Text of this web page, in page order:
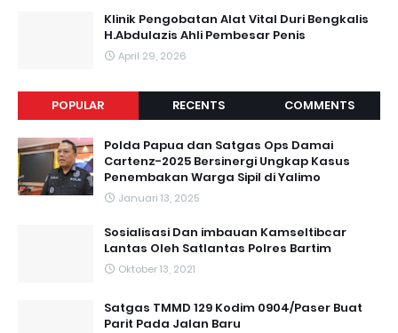
Klinik Pengobatan Alat Vital Duri Bengkalis
H.Abdulazis Ahli Pembesar Penis
April 29, 2026
POPULAR RECENTS COMMENTS
Polda Papua dan Satgas Ops Damai
Cartenz-2025 Bersinergi Ungkap Kasus
Penembakan Warga Sipil di Yalimo
Januari 13, 2025
Sosialisasi Dan imbauan Kamseltibcar
Lantas Oleh Satlantas Polres Bartim
Oktober 13, 2021
Satgas TMMD 129 Kodim 0904/Paser Buat
Parit Pada Jalan Baru